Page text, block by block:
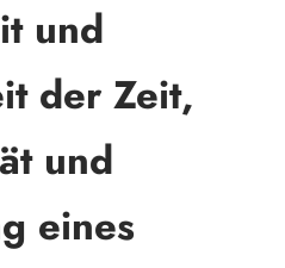
und
der Zeit,
und
eines